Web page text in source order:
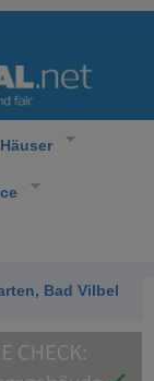
Häuser
Bad Vilbel